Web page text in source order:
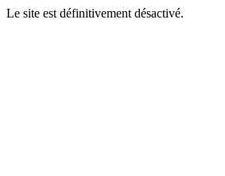
Le site est définitivement désactivé.